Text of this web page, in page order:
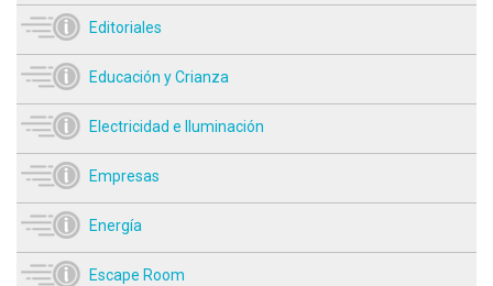
Editoriales
Educación y Crianza
Electricidad e Iluminación
Empresas
Energía
Escape Room